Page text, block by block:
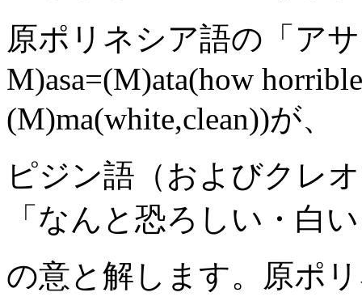
原ポリネシア語の「ア
M)asa=(M)ata(how
(M)ma(white,clean))が、
ピジン語（およびクレ
「なんと恐ろしい・白
の意と解します。原ポ